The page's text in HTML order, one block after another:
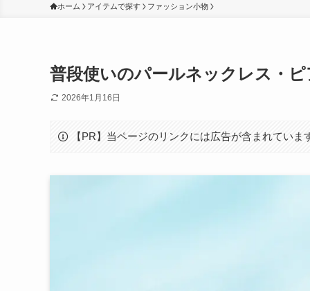
ホーム アイテムで探す ファッション小物
普段使いのパールネックレス・
2026年1月16日
【PR】当ページのリンクには広告が含まれていま